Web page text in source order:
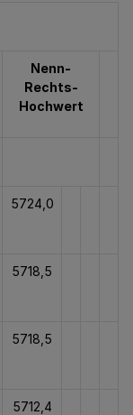
Nenn-
Rechts-
Hochwert
5724,0
5718,5
5718,5
5712,4